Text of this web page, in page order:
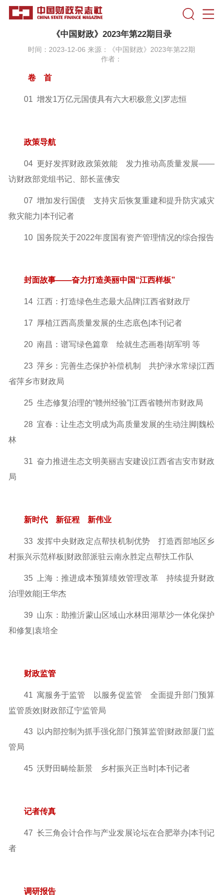
《中国财政》2023年第22期目录
时间：2023-12-06 来源：《中国财政》2023年第22期
作者：
卷 首
01 增发1万亿元国债具有六大积极意义|罗志恒
政策导航
04 更好发挥财政政策效能 发力推动高质量发展——
访财政部党组书记、部长蓝佛安
07 增加发行国债 支持灾后恢复重建和提升防灾减灾
救灾能力 |本刊记者
10 国务院关于2022年度国有资产管理情况的综合报告
封面故事——奋力打造美丽中国“江西样板”
14 江西：打造绿色生态最大品牌|江西省财政厅
17 厚植江西高质量发展的生态底色|本刊记者
20 南昌：谱写绿色篇章 绘就生态画卷|胡军明 等
23 萍乡：完善生态保护补偿机制 共护渌水常绿 |江西
省萍乡市财政局
25 生态修复治理的“赣州经验”|江西省赣州市财政局
28 宜春：让生态文明成为高质量发展的生动注脚|魏松
林
31 奋力推进生态文明美丽吉安建设|江西省吉安市财政
局
新时代 新征程 新伟业
33 发挥中央财政定点帮扶机制优势 打造西部地区乡
村振兴示范样板|财政部派驻云南永胜定点帮扶工作队
35 上海：推进成本预算绩效管理改革 持续提升财政
治理效能|王华杰
39 山东：助推沂蒙山区域山水林田湖草沙一体化保护
和修复 |袁培全
财政监管
41 寓服务于监管 以服务促监管 全面提升部门预算
监管质效 |财政部辽宁监管局
43 以内部控制为抓手强化部门预算监管|财政部厦门监
管局
45 沃野田畴绘新景 乡村振兴正当时|本刊记者
记者传真
47 长三角会计合作与产业发展论坛在合肥举办|本刊记
者
调研报告